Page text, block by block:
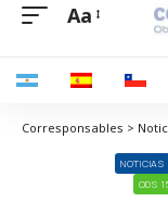
Aa
NOTICIAS
ODS